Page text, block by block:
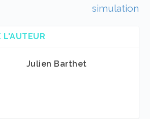
simulation
L'AUTEUR
Julien Barthet